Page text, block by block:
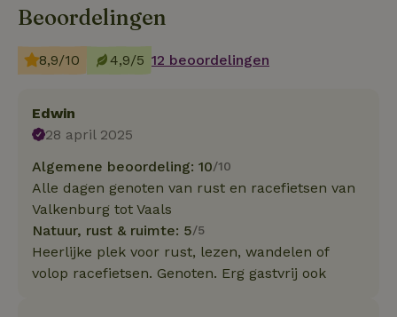
Beoordelingen
8,9/10 4,9/5 12 beoordelingen
Edwin
28 april 2025
Algemene beoordeling: 10/10
Alle dagen genoten van rust en racefietsen van
Valkenburg tot Vaals
Natuur, rust & ruimte: 5/5
Heerlijke plek voor rust, lezen, wandelen of
volop racefietsen. Genoten. Erg gastvrij ook